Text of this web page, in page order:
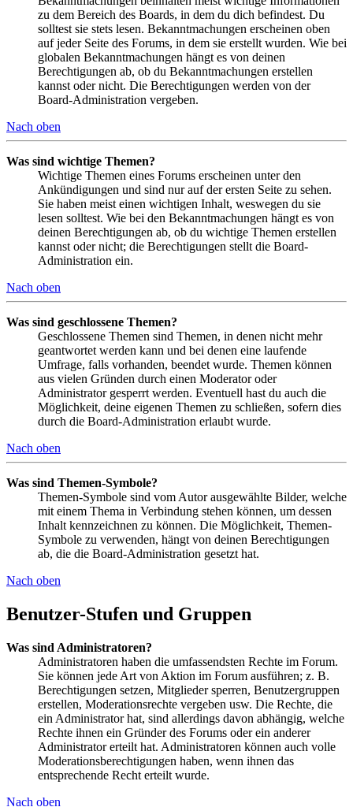
zu dem Bereich des Boards, in dem du dich befindest. Du
solltest sie stets lesen. Bekanntmachungen erscheinen oben
auf jeder Seite des Forums, in dem sie erstellt wurden. Wie bei
globalen Bekanntmachungen hängt es von deinen
Berechtigungen ab, ob du Bekanntmachungen erstellen
kannst oder nicht. Die Berechtigungen werden von der
Board-Administration vergeben.
Nach oben
Was sind wichtige Themen?
Wichtige Themen eines Forums erscheinen unter den
Ankündigungen und sind nur auf der ersten Seite zu sehen.
Sie haben meist einen wichtigen Inhalt, weswegen du sie
lesen solltest. Wie bei den Bekanntmachungen hängt es von
deinen Berechtigungen ab, ob du wichtige Themen erstellen
kannst oder nicht; die Berechtigungen stellt die Board-
Administration ein.
Nach oben
Was sind geschlossene Themen?
Geschlossene Themen sind Themen, in denen nicht mehr
geantwortet werden kann und bei denen eine laufende
Umfrage, falls vorhanden, beendet wurde. Themen können
aus vielen Gründen durch einen Moderator oder
Administrator gesperrt werden. Eventuell hast du auch die
Möglichkeit, deine eigenen Themen zu schließen, sofern dies
durch die Board-Administration erlaubt wurde.
Nach oben
Was sind Themen-Symbole?
Themen-Symbole sind vom Autor ausgewählte Bilder, welche
mit einem Thema in Verbindung stehen können, um dessen
Inhalt kennzeichnen zu können. Die Möglichkeit, Themen-
Symbole zu verwenden, hängt von deinen Berechtigungen
ab, die die Board-Administration gesetzt hat.
Nach oben
Benutzer-Stufen und Gruppen
Was sind Administratoren?
Administratoren haben die umfassendsten Rechte im Forum.
Sie können jede Art von Aktion im Forum ausführen; z. B.
Berechtigungen setzen, Mitglieder sperren, Benutzergruppen
erstellen, Moderationsrechte vergeben usw. Die Rechte, die
ein Administrator hat, sind allerdings davon abhängig, welche
Rechte ihnen ein Gründer des Forums oder ein anderer
Administrator erteilt hat. Administratoren können auch volle
Moderationsberechtigungen haben, wenn ihnen das
entsprechende Recht erteilt wurde.
Nach oben